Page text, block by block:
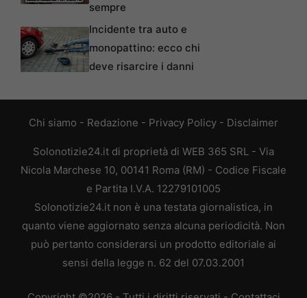
sempre
Incidente tra auto e
monopattino: ecco chi
deve risarcire i danni
Chi siamo - Redazione - Privacy Policy - Disclaimer
Solonotizie24.it di proprietà di WEB 365 SRL - Via
Nicola Marchese 10, 00141 Roma (RM) - Codice Fiscale
e Partita I.V.A. 12279101005
Solonotizie24.it non è una testata giornalistica, in
quanto viene aggiornato senza alcuna periodicità. Non
può pertanto considerarsi un prodotto editoriale ai
sensi della legge n. 62 del 07.03.2001